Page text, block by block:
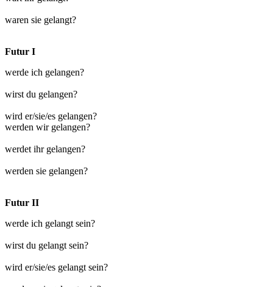
waren sie gelangt?
Futur I
werde ich gelangen?
wirst du gelangen?
wird er/sie/es gelangen?
werden wir gelangen?
werdet ihr gelangen?
werden sie gelangen?
Futur II
werde ich gelangt sein?
wirst du gelangt sein?
wird er/sie/es gelangt sein?